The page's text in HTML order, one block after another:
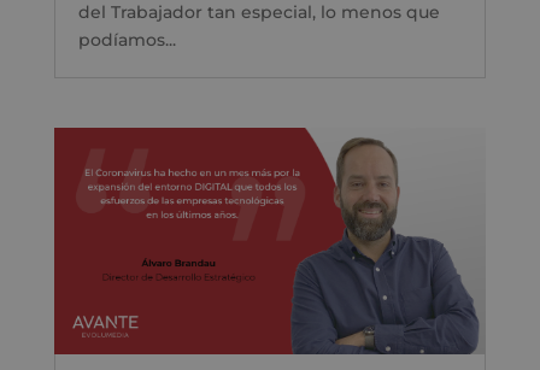
del Trabajador tan especial, lo menos que
podíamos...